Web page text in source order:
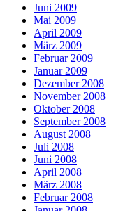
Juni 2009
Mai 2009
April 2009
März 2009
Februar 2009
Januar 2009
Dezember 2008
November 2008
Oktober 2008
September 2008
August 2008
Juli 2008
Juni 2008
April 2008
März 2008
Februar 2008